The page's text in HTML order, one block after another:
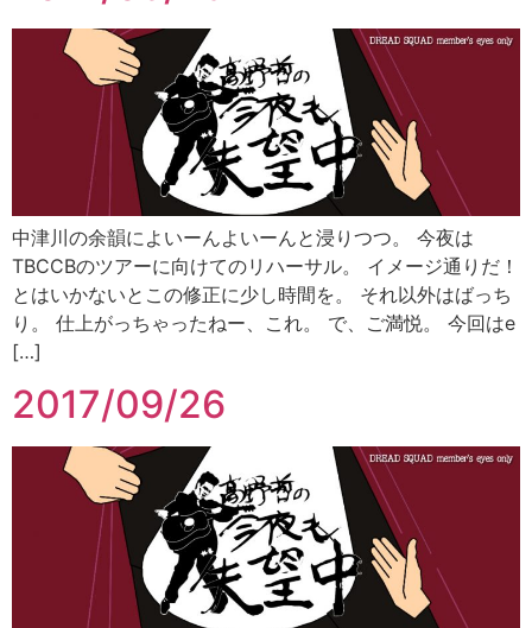
中津川の余韻によいーんよいーんと浸りつつ。 今夜は
TBCCBのツアーに向けてのリハーサル。 イメージ通りだ！
とはいかないとこの修正に少し時間を。 それ以外はばっち
り。 仕上がっちゃったねー、これ。 で、ご満悦。 今回はe
[…]
2017/09/26